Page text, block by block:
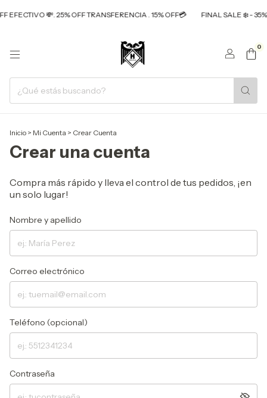
EFECTIVO 💸. 25% OFF TRANSFERENCIA . 15% OFF💳 FINAL SALE ❄️ -
0
Inicio > Mi Cuenta > Crear Cuenta
Crear una cuenta
Compra más rápido y lleva el control de tus pedidos, ¡en
un solo lugar!
Nombre y apellido
Correo electrónico
Teléfono (opcional)
Contraseña